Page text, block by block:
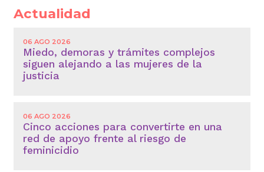
Actualidad
06 AGO 2026
Miedo, demoras y trámites complejos
siguen alejando a las mujeres de la
justicia
06 AGO 2026
Cinco acciones para convertirte en una
red de apoyo frente al riesgo de
feminicidio